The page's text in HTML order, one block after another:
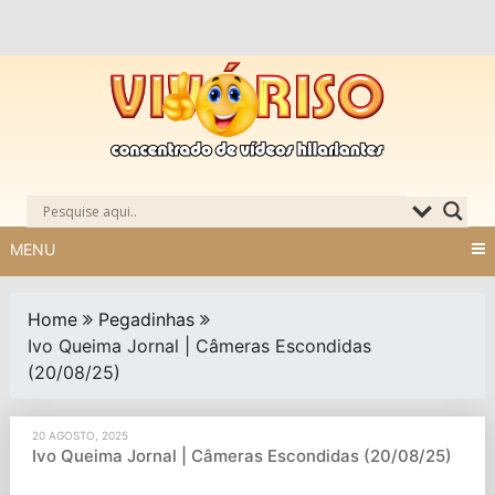
MENU
Home
Pegadinhas
Ivo Queima Jornal | Câmeras Escondidas
(20/08/25)
20 AGOSTO, 2025
Ivo Queima Jornal | Câmeras Escondidas (20/08/25)